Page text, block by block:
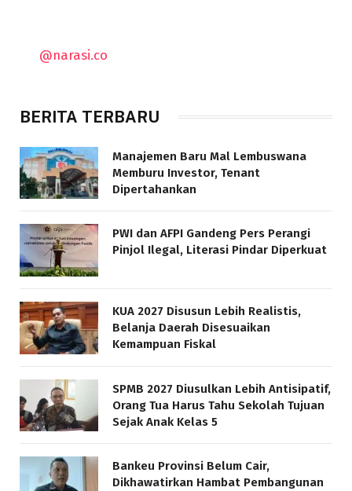
@narasi.co
BERITA TERBARU
Manajemen Baru Mal Lembuswana
Memburu Investor, Tenant
Dipertahankan
PWI dan AFPI Gandeng Pers Perangi
Pinjol Ilegal, Literasi Pindar Diperkuat
KUA 2027 Disusun Lebih Realistis,
Belanja Daerah Disesuaikan
Kemampuan Fiskal
SPMB 2027 Diusulkan Lebih Antisipatif,
Orang Tua Harus Tahu Sekolah Tujuan
Sejak Anak Kelas 5
Bankeu Provinsi Belum Cair,
Dikhawatirkan Hambat Pembangunan